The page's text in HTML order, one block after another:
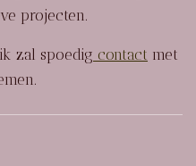
projecten.
zal spoedig contact met